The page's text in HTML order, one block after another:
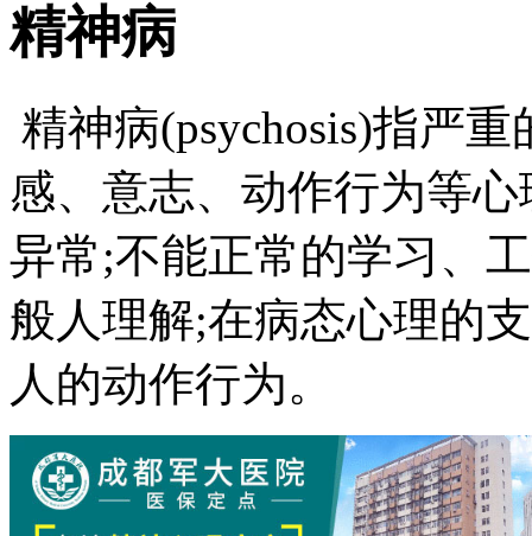
精神病
精神病(psychosis)指严
感、意志、动作行为等
异常;不能正常的学习、
般人理解;在病态心理的
人的动作行为。